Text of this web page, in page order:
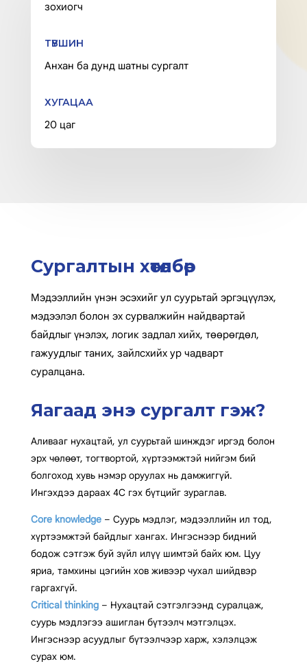
зохиогч
ТҮВШИН
Анхан ба дунд шатны сургалт
ХУГАЦАА
20 цаг
Сургалтын хөтөлбөр
Мэдээллийн үнэн эсэхийг ул суурьтай эргэцүүлэх,
мэдээлэл болон эх сурвалжийн найдвартай
байдлыг үнэлэх, логик задлал хийх, төөрөгдөл,
гажуудлыг таних, зайлсхийх ур чадварт
суралцана.
Яагаад энэ сургалт гэж?
Аливааг нухацтай, ул суурьтай шинждэг иргэд болон
эрх чөлөөт, тогтвортой, хүртээмжтэй нийгэм бий
болгоход хувь нэмэр оруулах нь дамжиггүй.
Ингэхдээ дараах 4C гэх бүтцийг зураглав.
Core knowledge– Суурь мэдлэг, мэдээллийн ил тод,
хүртээмжтэй байдлыг хангах. Ингэснээр бидний
бодож сэтгэж буй зүйл илүү шимтэй байх юм. Цуу
яриа, тамхины цэгийн хов живээр чухал шийдвэр
гаргахгүй.
Critical thinking– Нухацтай сэтгэлгээнд суралцаж,
суурь мэдлэгээ ашиглан бүтээлч мэтгэлцэх.
Ингэснээр асуудлыг бүтээлчээр харж, хэлэлцэж
сурах юм.